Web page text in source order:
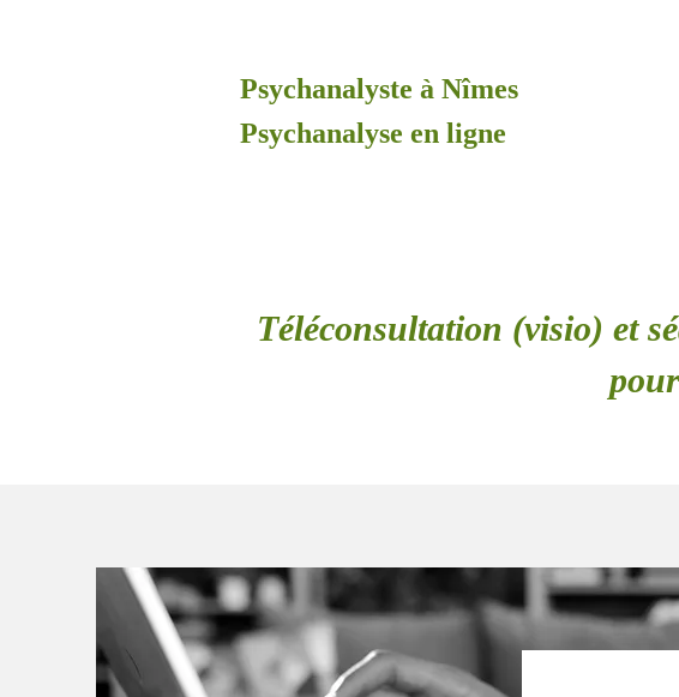
Psychanalyste à Nîmes
Psychanalyse en ligne
Téléconsultation (visio) et